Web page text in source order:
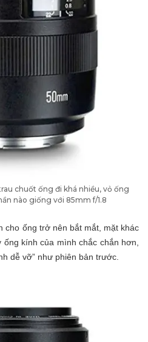
chuốt ống đi khá nhiều, vỏ ống
nào giống với 85mm f/1.8
cho ống trở nên bắt mắt, mặt khác
kính của mình chắc chắn hơn,
dễ vỡ” như phiên bản trước.